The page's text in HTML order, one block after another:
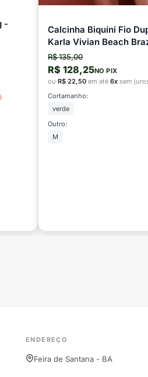
-
Calcinha Biquíni Fio
Karla Vivian Beach
R$ 135,00
R$ 128,25NO PIX
ou R$ 22,50 em até 6x sem
Cortamanho:
verde
Outro:
M
ENDEREÇO
Feira de Santana - BA